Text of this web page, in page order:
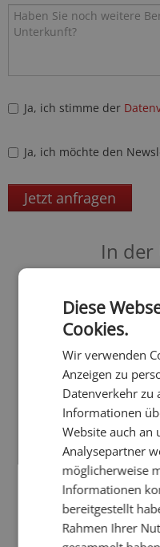
Ja, ich stimme der
Ja, ich möchte den
Jetzt anfragen
In der
Diese
Cookies.
Wir verwenden
Anzeigen zu
Datenverkehr zu
Informationen
Website auch an
Analysepartner
möglicherweise
Informationen
bereitgestellt
Rahmen Ihrer